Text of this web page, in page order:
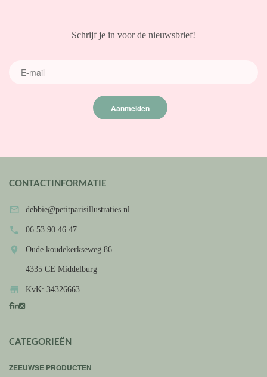
Schrijf je in voor de nieuwsbrief!
Aanmelden
CONTACTINFORMATIE
 debbie@petitparisillustraties.nl
 06 53 90 46 47
 Oude koudekerkseweg 86
4335 CE Middelburg
 KvK: 34326663
CATEGORIEËN
ZEEUWSE PRODUCTEN